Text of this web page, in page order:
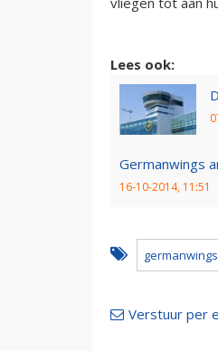
Lees ook:
Germanwings
16-10-2014, 11:51
germanwings
Verstuur per